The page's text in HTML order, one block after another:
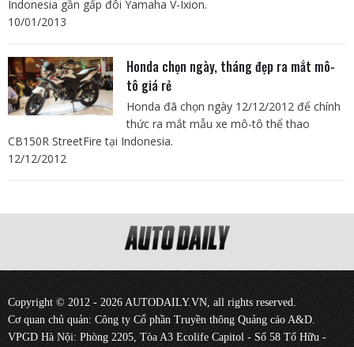
Indonesia gần gấp đôi Yamaha V-Ixion.
10/01/2013
Honda chọn ngày, tháng đẹp ra mắt mô-
tô giá rẻ
Honda đã chọn ngày 12/12/2012 để chính
thức ra mắt mẫu xe mô-tô thể thao
CB150R StreetFire tại Indonesia.
12/12/2012
Copyright © 2012 - 2026 AUTODAILY.VN, all rights reserved.
Cơ quan chủ quản: Công ty Cổ phần Truyền thông Quảng cáo A&D.
VPGD Hà Nội: Phòng 2205, Tòa A3 Ecolife Capitol - Số 58 Tố Hữu -